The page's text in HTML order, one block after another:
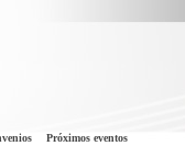
Próximos eventos